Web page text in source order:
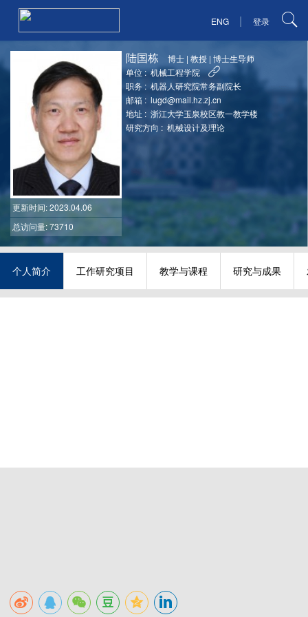
ENG | 登录
更新时间: 2023.04.06
总访问量: 73710
陆国栋 博士 |教授 |博士生导师
单位 : 机械工程学院
职务 : 机器人研究院常务副院长
邮箱 : lugd@mail.hz.zj.cn
地址 : 浙江大学玉泉校区教一教学楼
研究方向 : 机械设计及理论
个人简介 工作研究项目 教学与课程 研究与成果